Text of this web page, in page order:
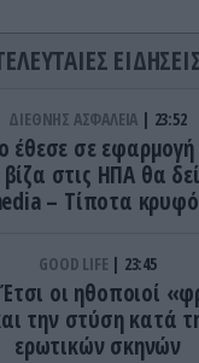
ΔΙΕΘΝΗΣ ΑΣΦΑΛΕΙΑ 23:52
σε εφαρμογή
στις ΗΠΑ θα
– Τίποτα
GOOD LIFE 23:45
Έτσι οι ηθοποιοί
την στύση κατά
ερωτικών σκηνών